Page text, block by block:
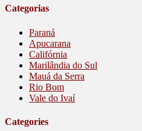
Categorias
Paraná
Apucarana
Califórnia
Marilândia do Sul
Mauá da Serra
Rio Bom
Vale do Ivaí
Categories